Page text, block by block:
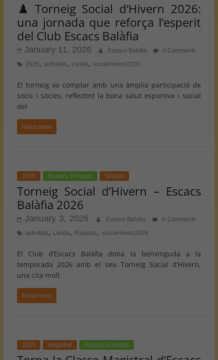
♟️ Torneig Social d’Hivern 2026:
una jornada que reforça l’esperit
del Club Escacs Balàfia
January 11, 2026 Escacs Balafia
0 Comments
2026, activitats, Lleida, socialHivern2026
El torneig va comptar amb una àmplia participació de
socis i sòcies, reflectint la bona salut esportiva i social
del
Read more
2026 Nostres Tornejos Socials
Torneig Social d’Hivern – Escacs
Balàfia 2026
January 3, 2026 Escacs Balafia
0 Comments
activitats, Lleida, Ràpides, socialHivern2026
El Club d’Escacs Balàfia dona la benvinguda a la
temporada 2026 amb el seu Torneig Social d’Hivern,
una cita molt
Read more
2025 magistral Nostres Activitats